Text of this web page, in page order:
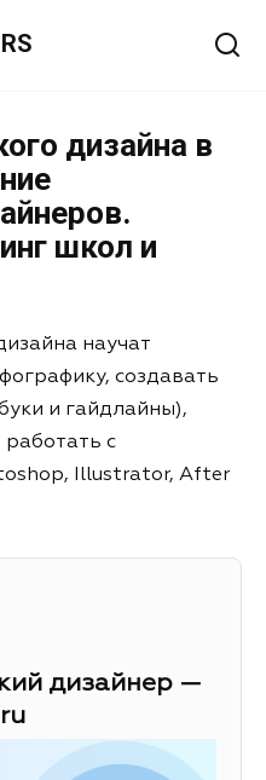
RS
дизайна в
школ и
научат
создавать
и гайдлайны),
с
Illustrator, After
дизайнер —